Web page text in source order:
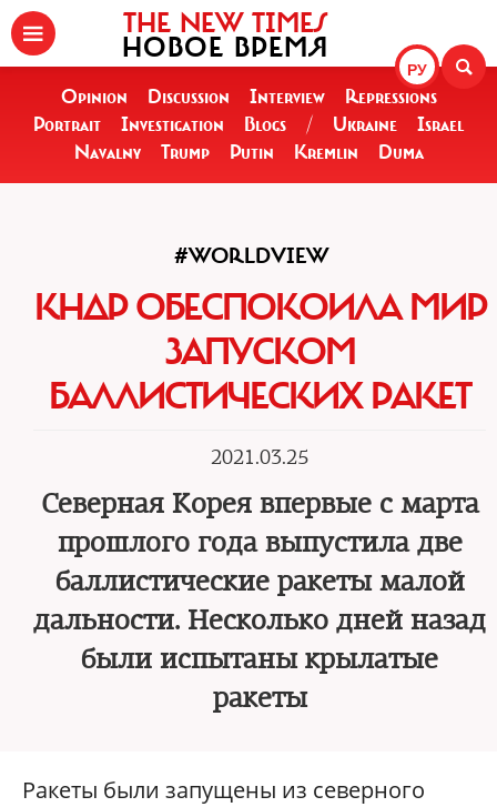
РУ
THE NEW TIMES
НОВОЕ ВРЕМЯ
Opinion Discussion Interview
Repressions
Portrait
Investigation Blogs / Ukraine
Israel
Navalny
Trump Putin Kremlin Duma
#WORLDVIEW
КНДР ОБЕСПОКОИЛА МИР
ЗАПУСКОМ
БАЛЛИСТИЧЕСКИХ РАКЕТ
2021.03.25
Северная Корея впервые с марта
прошлого года выпустила две
баллистические ракеты малой
дальности. Несколько дней назад
были испытаны крылатые
ракеты
Ракеты были запущены из северного